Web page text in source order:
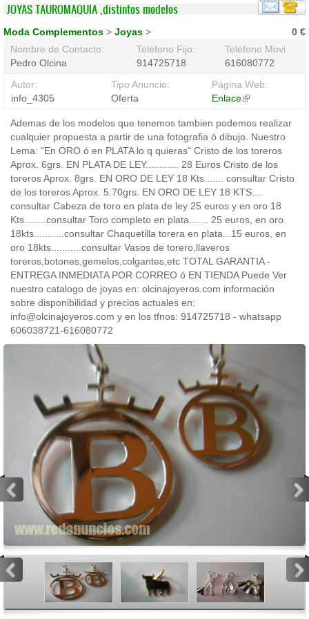
JOYAS TAUROMAQUIA ,distintos modelos
0 €
Moda Complementos > Joyas >
Nombre de Contacto:
Pedro Olcina
Teléfono Fijo:
914725718
Teléfono Movil:
616080772
Autor:
info_4305
Tipo Anuncio:
Oferta
Página Web:
Enlace(link
external)
Ademas de los modelos que tenemos tambien podemos realizar
cualquier propuesta a partir de una fotografia ó dibujo. Nuestro
Lema: "En ORO ó en PLATA lo q quieras" Cristo de los toreros
Aprox. 6grs. EN PLATA DE LEY............ 28 Euros Cristo de los
toreros Aprox. 8grs. EN ORO DE LEY 18 Kts....... consultar Cristo
de los toreros Aprox. 5.70grs. EN ORO DE LEY 18 KTS....
consultar Cabeza de toro en plata de ley 25 euros y en oro 18
Kts........consultar Toro completo en plata....... 25 euros, en oro
18kts...........consultar Chaquetilla torera en plata...15 euros, en
oro 18kts...........consultar Vasos de torero,llaveros
toreros,botones,gemelos,colgantes,etc TOTAL GARANTIA -
ENTREGA INMEDIATA POR CORREO ó EN TIENDA Puede Ver
nuestro catalogo de joyas en: olcinajoyeros.com información
sobre disponibilidad y precios actuales en:
info@olcinajoyeros.com y en los tfnos: 914725718 - whatsapp
606038721-616080772